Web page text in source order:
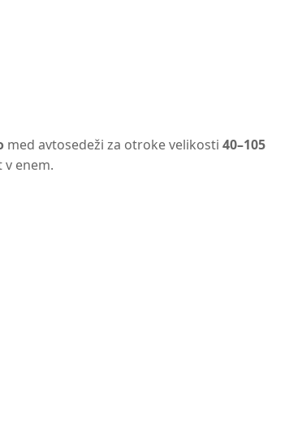
med avtosedeži za otroke velikosti40–105
enem.